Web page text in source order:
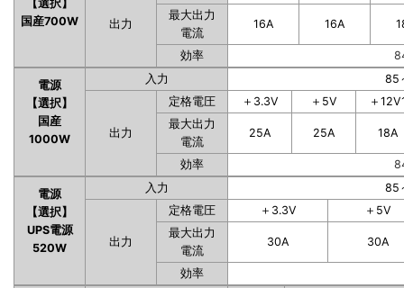
【選択】
国産700W
出力
最大出力
電流
16A 16A
効率
電源
【選択】
国産
1000W
入力 85
出力
定格電圧 ＋3.3V ＋5V
＋
最大出力
電流
25A 25A 18A
効率
電源
【選択】
UPS電源
520W
入力 85
出力
定格電圧 ＋3.3V
＋5V
最大出力
電流
30A 30A
効率